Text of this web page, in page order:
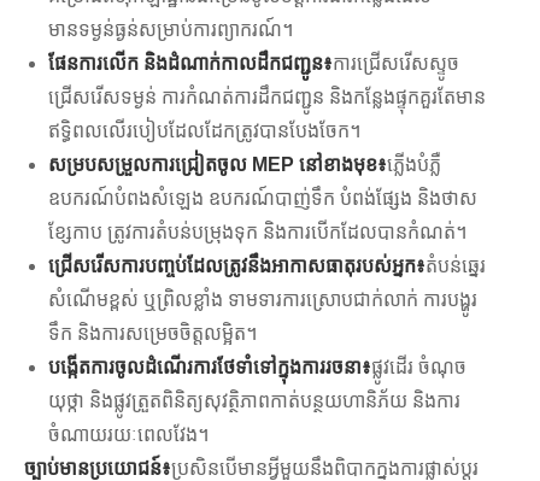
មានទម្ងន់ធ្ងន់សម្រាប់ការព្យាករណ៍។
ផែនការលើក និងដំណាក់កាលដឹកជញ្ជូន៖ការជ្រើសរើសស្ទូច
ជ្រើសរើសទម្ងន់ ការកំណត់ការដឹកជញ្ជូន និងកន្លែងផ្ទុកគួរតែមាន
ឥទ្ធិពលលើរបៀបដែលដែកត្រូវបានបែងចែក។
សម្របសម្រួលការជ្រៀតចូល MEP នៅខាងមុខ៖ភ្លើងបំភ្លឺ
ឧបករណ៍បំពងសំឡេង ឧបករណ៍បាញ់ទឹក បំពង់ផ្សែង និងថាស
ខ្សែកាប ត្រូវការតំបន់បម្រុងទុក និងការបើកដែលបានកំណត់។
ជ្រើសរើសការបញ្ចប់ដែលត្រូវនឹងអាកាសធាតុរបស់អ្នក៖តំបន់ឆ្នេរ
សំណើមខ្ពស់ ឬព្រិលខ្លាំង ទាមទារការស្រោបជាក់លាក់ ការបង្ហូរ
ទឹក និងការសម្រេចចិត្តលម្អិត។
បង្កើតការចូលដំណើរការថែទាំទៅក្នុងការរចនា៖ផ្លូវដើរ ចំណុច
យុថ្កា និងផ្លូវត្រួតពិនិត្យសុវត្ថិភាពកាត់បន្ថយហានិភ័យ និងការ
ចំណាយរយៈពេលវែង។
ច្បាប់មានប្រយោជន៍៖ប្រសិនបើមានអ្វីមួយនឹងពិបាកក្នុងការផ្លាស់ប្តូរ